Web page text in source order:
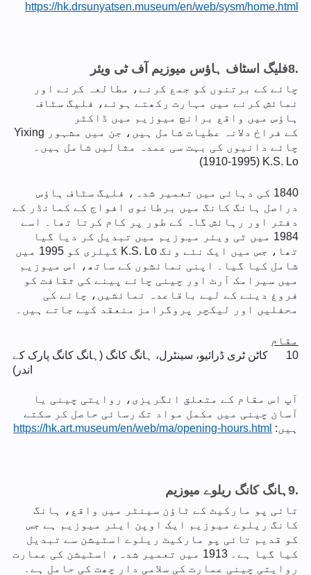
https://hk.drsunyatsen.museum/en/web/sysm/home.html
فلیگ اسٹاف ہاؤس میوزیم آف ٹی ویئر8.
چائے کے برتنوں کو جمع کرنے، مطالعہ کرنے اور
نمائش کرنے میں مہارت رکھتے ہوئے، فلیگ سٹاف
ہاؤس میں واقع برانچ میوزیم میں ڈاکٹر
کے فراخ دلانہ عطیات شامل ہیں، جن میں مشہور Yixing
چائے دانیوں کی بہت سی عمدہ مثالیں شامل ہیں۔
(1910-1995) K.S. Lo
1840 کی دہائی میں تعمیر شدہ، فلیگ سٹاف ہاؤس
دراصل ہانگ کانگ میں برطانوی افواج کے کمانڈر کے
دفتر اور رہائش گاہ کے طور پر کام کرتا تھا۔ اسے
1984 میں ٹی ویئر میوزیم میں تبدیل کر دیا گیا
تھا، جس میں ایک نئے ونگ K.S. Lo گیلری کو 1995 میں
شامل کیا گیا۔ اپنی نمائشوں کے ساتھ، اس میوزیم
میں سیرامک آرٹ اور چینی چائے پینے کی ثقافت کو
فروغ دینے کے لیے باقاعدہ نمائشیں، چائے کی
محفلیں اور لیکچر پروگرامز منعقد کیے جاتے ہیں۔
مقام
کاٹن ٹری ڈرائیو، سینٹرل، ہانگ کانگ (ہانگ کانگ پارک کے
اندر)
10
آپ اس مقام کے متعلق انگریزی، روایتی چینی یا
آسان چینی میں مکمل مواد تک رسائی حاصل کر سکتے
ہیں: https://hk.art.museum/en/web/ma/opening-hours.html
ہانگ کانگ ریلوے میوزیم9.
تائی پو مارکیٹ کے ٹاؤن سینٹر میں واقع، ہانگ
کانگ ریلوے میوزیم ایک اوپن ایئر میوزیم ہے جس
کو قدیم تائی پو مارکیٹ ریلوے اسٹیشن سے تبدیل
کیا گیا ہے۔ 1913 میں تعمیر شدہ، اسٹیشن کی عمارت
روایتی چینی عمارت کی سلامی دار چھت کی حامل ہے۔